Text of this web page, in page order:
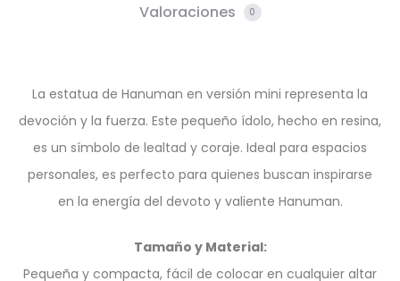
Valoraciones 0
La estatua de Hanuman en versión mini representa la
devoción y la fuerza. Este pequeño ídolo, hecho en resina,
es un símbolo de lealtad y coraje. Ideal para espacios
personales, es perfecto para quienes buscan inspirarse
en la energía del devoto y valiente Hanuman.
Tamaño y Material:
Pequeña y compacta, fácil de colocar en cualquier altar